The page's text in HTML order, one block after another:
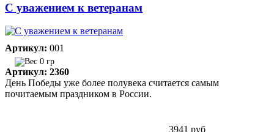
С уважением к ветеранам
Артикул: 001
0 гр
Артикул: 2360
День Победы уже более полувека считается самым
почитаемым праздником в России.
3941 руб